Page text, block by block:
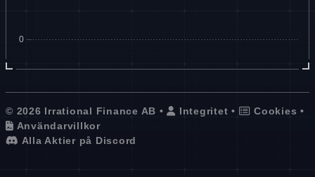
© 2026 Irrational Finance AB • Integritet • Cookies •
Användarvillkor
Alla Aktier på Discord